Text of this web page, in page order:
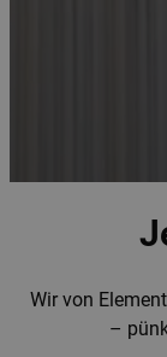
Wir von
–